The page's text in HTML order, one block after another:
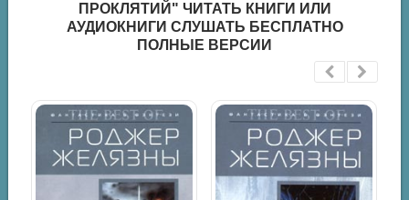
ПРОКЛЯТИЙ" ЧИТАТЬ КНИГИ ИЛИ
АУДИОКНИГИ СЛУШАТЬ БЕСПЛАТНО
ПОЛНЫЕ ВЕРСИИ